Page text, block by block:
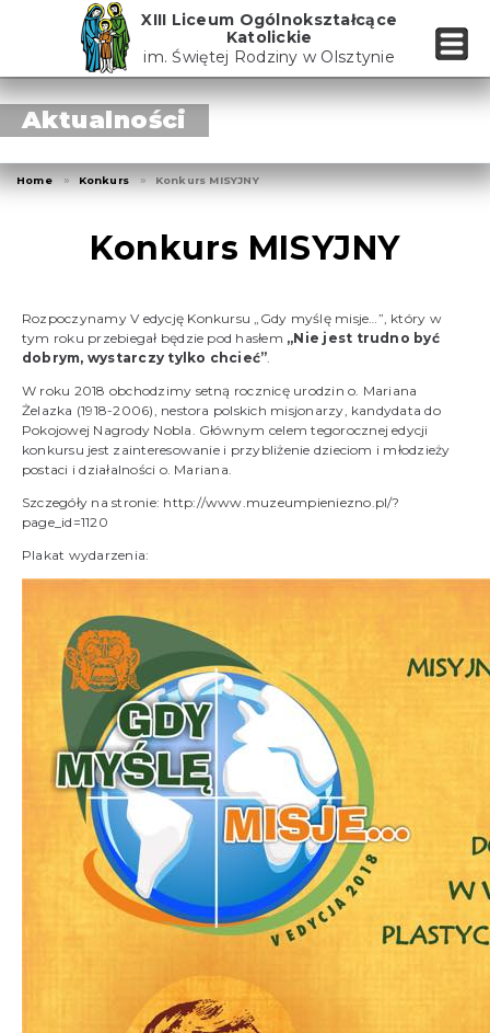
XIII Liceum Ogólnokształcące
Katolickie
im. Świętej Rodziny w Olsztynie
Aktualności
Home Konkurs Konkurs MISYJNY
Konkurs MISYJNY
Rozpoczynamy V edycję Konkursu „Gdy myślę misje…”, który w
tym roku przebiegał będzie pod hasłem „Nie jest trudno być
dobrym, wystarczy tylko chcieć”.
W roku 2018 obchodzimy setną rocznicę urodzin o. Mariana
Żelazka (1918-2006), nestora polskich misjonarzy, kandydata do
Pokojowej Nagrody Nobla. Głównym celem tegorocznej edycji
konkursu jest zainteresowanie i przybliżenie dzieciom i młodzieży
postaci i działalności o. Mariana.
Szczegóły na stronie: http://www.muzeumpieniezno.pl/?
page_id=1120
Plakat wydarzenia: